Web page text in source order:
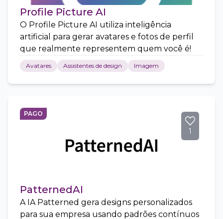
Profile Picture AI
O Profile Picture AI utiliza inteligência
artificial para gerar avatares e fotos de perfil
que realmente representem quem você é!
Avatares Assistentes de design Imagem
PAGO
1
PatternedAI
A IA Patterned gera designs personalizados
para sua empresa usando padrões contínuos